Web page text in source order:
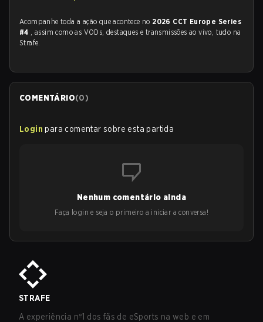
Acompanhe toda a ação que acontece no 2026 CCT Europe Series
#4 , assim como as VODs, destaques e transmissões ao vivo, tudo na
Strafe.
COMENTÁRIO(0)
Login para comentar sobre esta partida
Nenhum comentário ainda
Faça login e seja o primeiro a iniciar a conversa!
STRAFE
A experiência nº1 dos fãs de eSports na web e em